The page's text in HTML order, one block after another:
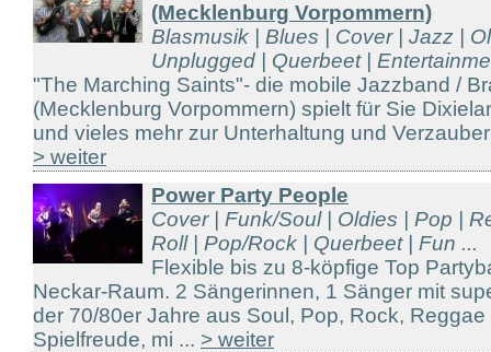
(Mecklenburg Vorpommern)
Blasmusik | Blues | Cover | Jazz |
Unplugged | Querbeet |
"The Marching Saints"- die mobile Jazzband /
(Mecklenburg Vorpommern) spielt für Sie
und vieles mehr zur Unterhaltung und
> weiter
Power Party People
Cover | Funk/Soul | Oldies | Pop |
Roll | Pop/Rock | Querbeet | Fun ...
Flexible bis zu 8-köpfige Top
Neckar-Raum. 2 Sängerinnen, 1 Sänger mit
der 70/80er Jahre aus Soul, Pop, Rock,
Spielfreude, mi ... > weiter